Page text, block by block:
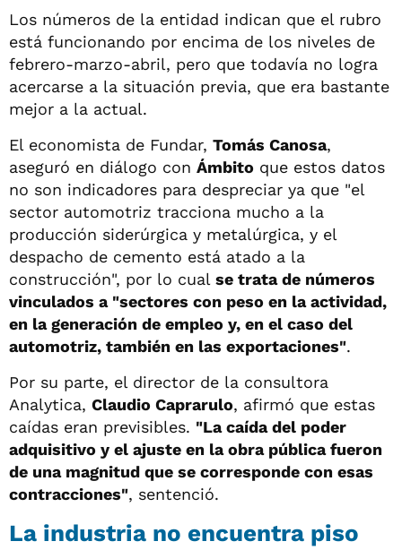
Los números de la entidad indican que el rubro
está funcionando por encima de los niveles de
febrero-marzo-abril, pero que todavía no logra
acercarse a la situación previa, que era bastante
mejor a la actual.
El economista de Fundar, Tomás Canosa,
aseguró en diálogo con Ámbito que estos datos
no son indicadores para despreciar ya que "el
sector automotriz tracciona mucho a la
producción siderúrgica y metalúrgica, y el
despacho de cemento está atado a la
construcción", por lo cual se trata de números
vinculados a "sectores con peso en la actividad,
en la generación de empleo y, en el caso del
automotriz, también en las exportaciones".
Por su parte, el director de la consultora
Analytica, Claudio Caprarulo, afirmó que estas
caídas eran previsibles. "La caída del poder
adquisitivo y el ajuste en la obra pública fueron
de una magnitud que se corresponde con esas
contracciones", sentenció.
La industria no encuentra piso